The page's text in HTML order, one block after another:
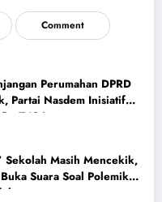
Comment
Perumahan DPRD
Partai Nasdem Inisiatif
748 Juta
Sekolah Masih Mencekik,
Suara Soal Polemik